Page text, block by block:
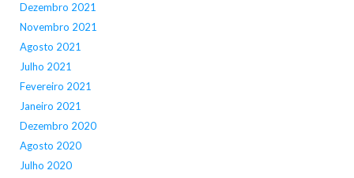
Dezembro 2021
Novembro 2021
Agosto 2021
Julho 2021
Fevereiro 2021
Janeiro 2021
Dezembro 2020
Agosto 2020
Julho 2020